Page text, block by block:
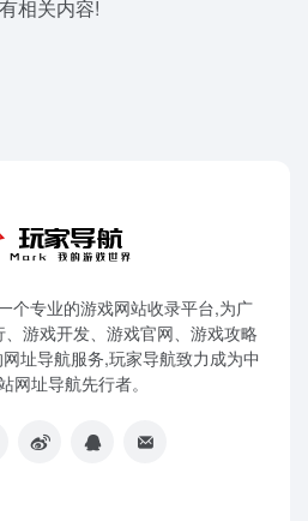
相关内容!
个专业的游戏网站收录平台,为广
游戏开发、游戏官网、游戏攻略
址导航服务,玩家导航致力成为中
网址导航先行者。